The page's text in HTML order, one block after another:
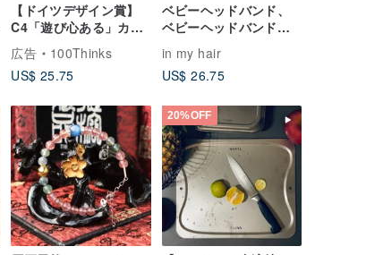
【ドイツデザイン賞】
C4「遊び心ある」カー
ドホルダー 縦横兼用 両
面感知 カスタマイズ可
能
広告
100Thinks
US$ 25.75
ベビーヘッドバンド、
ベビーヘッドバンドセ
ット、新生児ヘッドバ
ンド、ベビーボウ、新
生児小道具
in my hair
US$ 26.75
20%OFF